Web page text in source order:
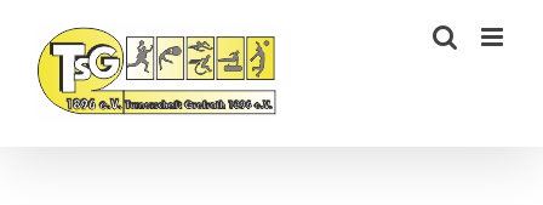
springen
Anschrift:
Bruckhauser Str.
47929 Grefrath